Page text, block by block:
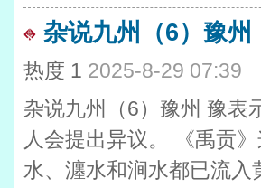
杂说九州（6）豫州
热度 1 2025-8-29 07:39
杂说九州（6）豫州 豫表
人会提出异议。 《禹贡
水、瀍水和涧水都已流